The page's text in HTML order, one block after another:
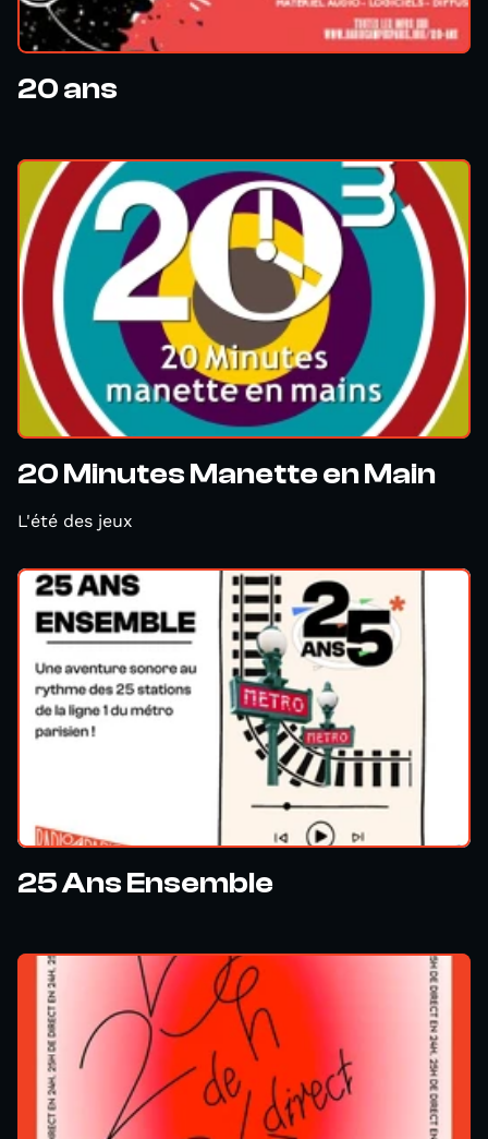
20 ans
20 Minutes Manette en Main
L'été des jeux
25 Ans Ensemble